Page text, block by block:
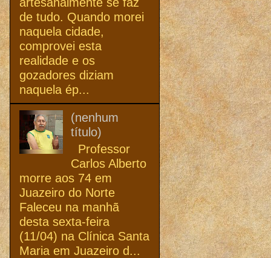
de tudo. Quando morei
naquela cidade,
comprovei esta
realidade e os
gozadores diziam
naquela ép...
(nenhum
título)
Professor
Carlos Alberto
morre aos 74 em
Juazeiro do Norte
Faleceu na manhã
desta sexta-feira
(11/04) na Clínica Santa
Maria em Juazeiro d...